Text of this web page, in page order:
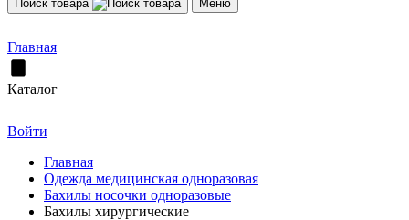
Поиск товара Меню
Главная
Каталог
Войти
Главная
Одежда медицинская одноразовая
Бахилы носочки одноразовые
Бахилы хирургические